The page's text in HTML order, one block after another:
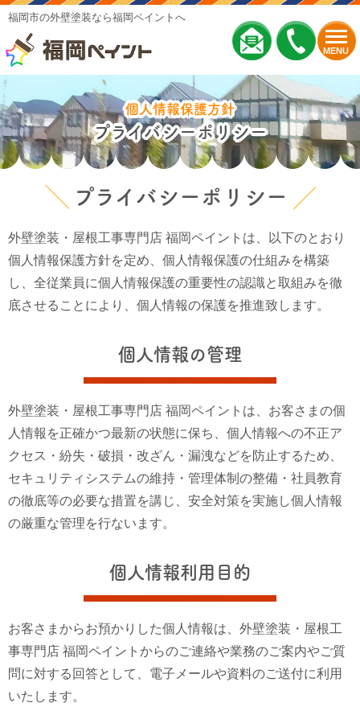
MENU
福岡市の外壁塗装なら福岡ペイントへ
個人情報保護方針
プライバシーポリシー
プライバシーポリシー
外壁塗装・屋根工事専門店 福岡ペイントは、以下のとおり
個人情報保護方針を定め、個人情報保護の仕組みを構築
し、全従業員に個人情報保護の重要性の認識と取組みを徹
底させることにより、個人情報の保護を推進致します。
個人情報の管理
外壁塗装・屋根工事専門店 福岡ペイントは、お客さまの個
人情報を正確かつ最新の状態に保ち、個人情報への不正ア
クセス・紛失・破損・改ざん・漏洩などを防止するため、
セキュリティシステムの維持・管理体制の整備・社員教育
の徹底等の必要な措置を講じ、安全対策を実施し個人情報
の厳重な管理を行ないます。
個人情報利用目的
お客さまからお預かりした個人情報は、外壁塗装・屋根工
事専門店 福岡ペイントからのご連絡や業務のご案内やご質
問に対する回答として、電子メールや資料のご送付に利用
いたします。